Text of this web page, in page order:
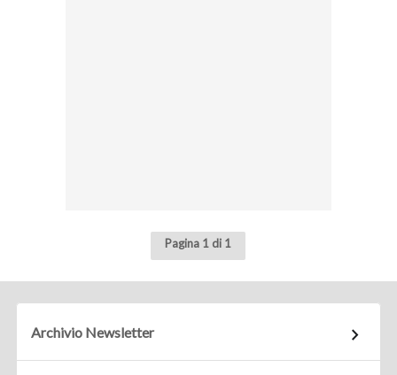
Pagina 1 di 1
Archivio Newsletter